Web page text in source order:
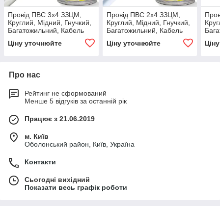
Провід ПВС 3х4 ЗЗЦМ,
Круглий, Мідний, Гнучкий,
Багатожильний, Кабель
електроустаткування
Ціну уточнюйте
Провід ПВС 2х4 ЗЗЦМ,
Круглий, Мідний, Гнучкий,
Багатожильний, Кабель
електроустаткування
Ціну уточнюйте
Про нас
Рейтинг не сформований
Менше 5 відгуків за останній рік
Працює з 21.06.2019
м. Київ
Оболонський район, Київ, Україна
Контакти
Сьогодні вихідний
Показати весь графік роботи